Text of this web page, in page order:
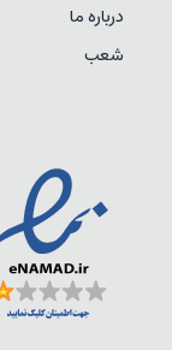
درباره ما
شعب